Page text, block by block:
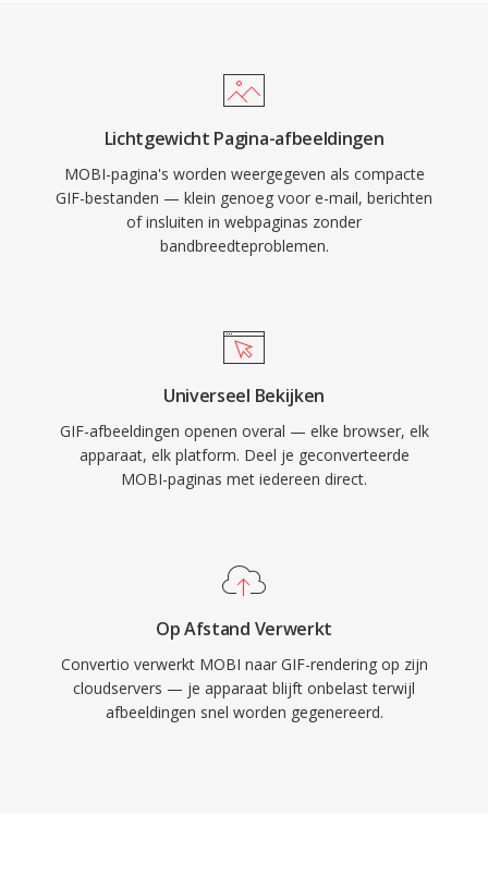
Lichtgewicht Pagina-afbeeldingen
MOBI-pagina's worden weergegeven als compacte
GIF-bestanden — klein genoeg voor e-mail, berichten
of insluiten in webpaginas zonder
bandbreedteproblemen.
Universeel Bekijken
GIF-afbeeldingen openen overal — elke browser, elk
apparaat, elk platform. Deel je geconverteerde
MOBI-paginas met iedereen direct.
Op Afstand Verwerkt
Convertio verwerkt MOBI naar GIF-rendering op zijn
cloudservers — je apparaat blijft onbelast terwijl
afbeeldingen snel worden gegenereerd.